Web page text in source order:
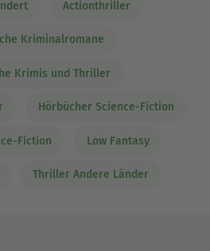
Actionthriller
Kriminalromane
Krimis und Thriller
Hörbücher Science-Fiction
Fiction Low Fantasy
Thriller Andere Länder